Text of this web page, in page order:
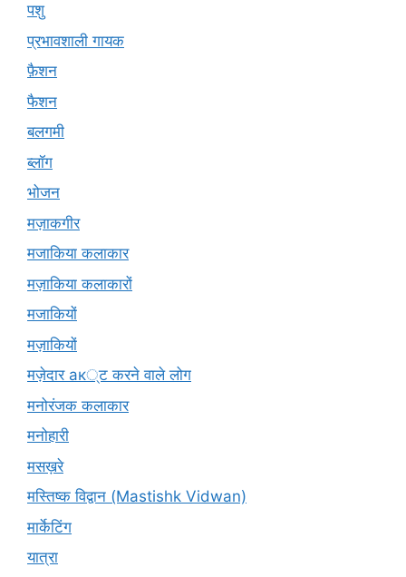
पशु
प्रभावशाली गायक
फ़ैशन
फैशन
बलगमी
ब्लॉग
भोजन
मज़ाकगीर
मजाकिया कलाकार
मज़ाकिया कलाकारों
मजाकियों
मज़ाकियों
मज़ेदार ак्ट करने वाले लोग
मनोरंजक कलाकार
मनोहारी
मसख़रे
मस्तिष्क विद्वान (Mastishk Vidwan)
मार्केटिंग
यात्रा